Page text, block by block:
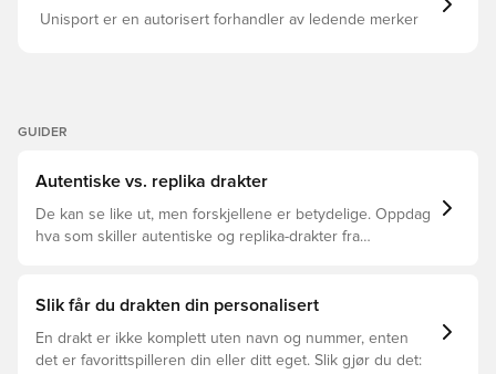
Unisport er en autorisert forhandler av ledende merker
GUIDER
Autentiske vs. replika drakter
De kan se like ut, men forskjellene er betydelige. Oppdag
hva som skiller autentiske og replika-drakter fra
Slik får du drakten din personalisert
En drakt er ikke komplett uten navn og nummer, enten
det er favorittspilleren din eller ditt eget. Slik gjør du det: